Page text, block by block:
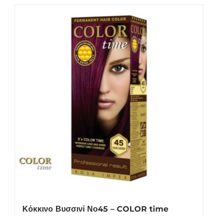
Κόκκινο Βυσσινί Νο45 – COLOR time